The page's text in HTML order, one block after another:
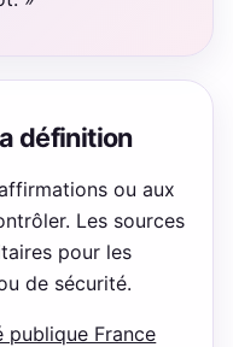
définition
ou aux
Les sources
pour les
de sécurité.
publique France